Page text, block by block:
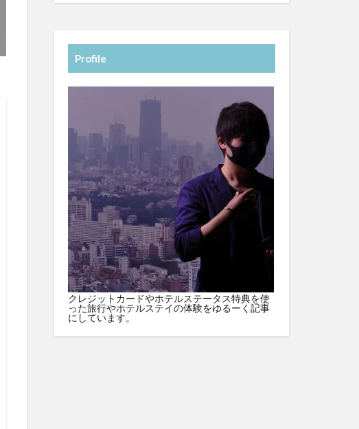
Profile
クレジットカードやホテルステータス特典を使
った旅行やホテルステイの体験をゆるーく記事
にしています。